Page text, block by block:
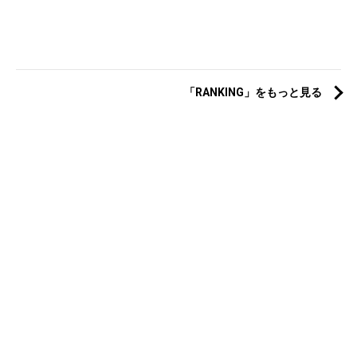
「RANKING」をもっと見る